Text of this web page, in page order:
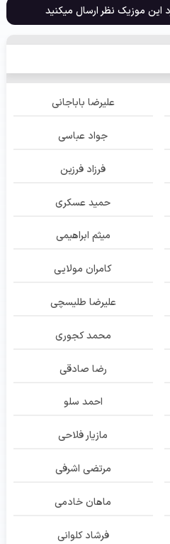
این موزیک نظر ارسال میکنید
علیرضا باباجانی
جواد عباسی
فرزاد فرزین
حمید عسکری
میثم ابراهیمی
کامران مولایی
علیرضا طلیسچی
محمد کجوری
رضا صادقی
احمد سلو
مازیار فلاحی
مرتضی اشرفی
ماهان خادمی
فرشاد کلوانی